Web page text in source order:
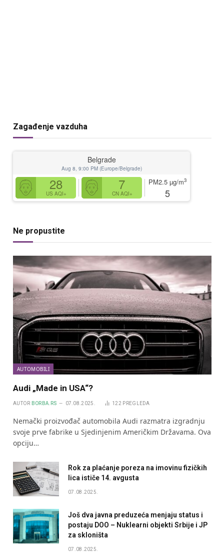
Zagađenje vazduha
Belgrade
Aug 8, 9:00 PM (Europe/Belgrade)
28
US AQI+
7
CN AQI+
PM2.5 µg/m3
5
Ne propustite
AUTOMOBILI
Audi „Made in USA“?
AUTOR BORBA.RS 07.08.2025. 122 PREGLEDA
Nemački proizvođač automobila Audi razmatra izgradnju
svoje prve fabrike u Sjedinjenim Američkim Državama. Ova
opciju…
Rok za plaćanje poreza na imovinu fizičkih
lica ističe 14. avgusta
07.08.2025.
Još dva javna preduzeća menjaju status i
postaju DOO – Nuklearni objekti Srbije i JP
za skloništa
07.08.2025.